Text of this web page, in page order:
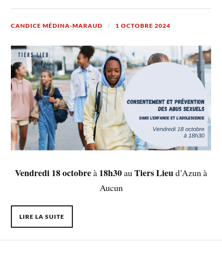
CANDICE MÉDINA-MARAUD 1 OCTOBRE 2024
Vendredi 18 octobreà 18h30au Tiers Lieud’Azun à
Aucun
LIRE LA SUITE